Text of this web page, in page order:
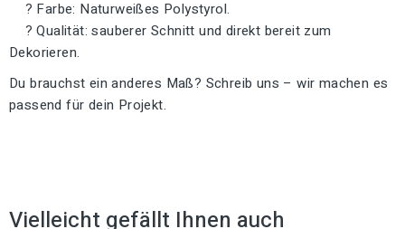
? Farbe: Naturweißes Polystyrol.
? Qualität: sauberer Schnitt und direkt bereit zum
Dekorieren.
Du brauchst ein anderes Maß? Schreib uns – wir machen es
passend für dein Projekt.
Vielleicht gefällt Ihnen auch